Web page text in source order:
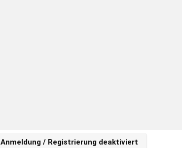
Anmeldung / Registrierung deaktiviert